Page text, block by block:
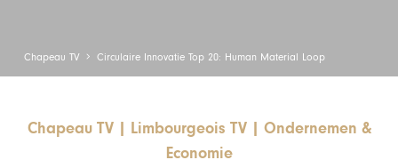
Chapeau TV Circulaire Innovatie Top 20: Human Material Loop
Chapeau TV Limbourgeois TV
Ondernemen &
Economie